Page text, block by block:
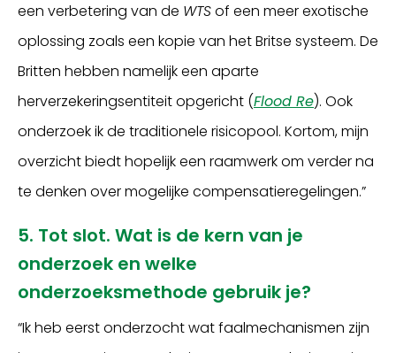
een verbetering van de WTSof een meer exotische
oplossing zoals een kopie van het Britse systeem. De
Britten hebben namelijk een aparte
herverzekeringsentiteit opgericht (Flood Re). Ook
onderzoek ik de traditionele risicopool. Kortom, mijn
overzicht biedt hopelijk een raamwerk om verder na
te denken over mogelijke compensatieregelingen.”
5. Tot slot. Wat is de kern van je
onderzoek en welke
onderzoeksmethode gebruik je?
“Ik heb eerst onderzocht wat faalmechanismen zijn